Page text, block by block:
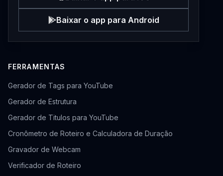
Baixar o app para Android
FERRAMENTAS
Gerador de Tags para YouTube
Gerador de Estrutura
Gerador de Titulos para YouTube
Cronômetro de Roteiro e Calculadora de Duração
Gravador de Webcam
Verificador de Roteiro